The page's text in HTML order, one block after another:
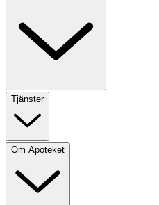
Tjänster
Om Apoteket